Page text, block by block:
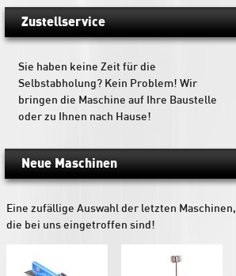
Zustellservice
Sie haben keine Zeit für die
Selbstabholung? Kein Problem! Wir
bringen die Maschine auf Ihre Baustelle
oder zu Ihnen nach Hause!
Neue Maschinen
Eine zufällige Auswahl der letzten Maschinen,
die bei uns eingetroffen sind!